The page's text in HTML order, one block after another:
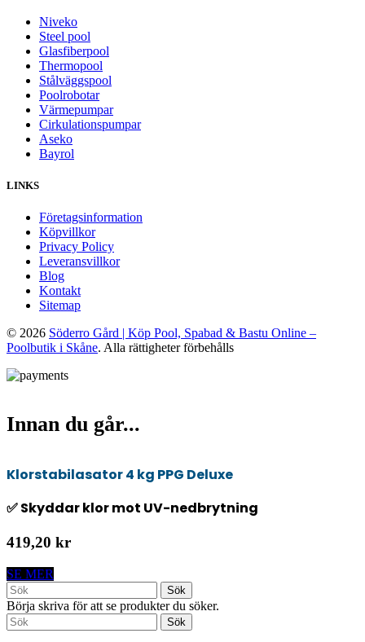
Niveko
Steel pool
Glasfiberpool
Thermopool
Stålväggspool
Poolrobotar
Värmepumpar
Cirkulationspumpar
Aseko
Bayrol
LINKS
Företagsinformation
Köpvillkor
Privacy Policy
Leveransvillkor
Blog
Kontakt
Sitemap
© 2026 Söderro Gård | Köp Pool, Spabad & Bastu Online –
Poolbutik i Skåne. Alla rättigheter förbehålls
Innan du går...
Klorstabilasator 4 kg PPG Deluxe
✅ Skyddar klor mot UV-nedbrytning
419,20 kr
SE MER
Sök
Börja skriva för att se produkter du söker.
Sök